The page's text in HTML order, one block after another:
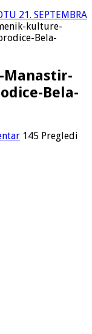
21. SEPTEMBRA
kulture-
Bela-
Manastir-
Bela-
145 Pregledi